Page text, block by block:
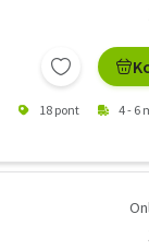
18 pont 4 - 6